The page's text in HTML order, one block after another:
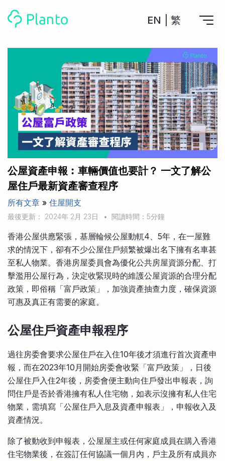
EN 繁
計劃買樓
計劃買樓第一步
全功能記賬
管理及分析所有戶口
管理MPF戶口
一次過管理所有強積金戶口
申請清卡數/私人貸款
CreFIT x Planto推廣優惠
工具
私人貸款
年利率/APR/年息比較
投資戶口 (美股)
比較最抵美股投資戶口
投資戶口 (港股)
比較最抵港股投資戶口
投資加密貨幣
比較最抵Crypto交易所
月供股票計劃
比較最抵月供計劃戶口
比較定存利率
信用卡
比較各種最優惠信用卡
關於我們
Academy
Marketplace
其他網站
手機App與理財資訊
商業解決方案
企業服務
公屋資產申報︰車輛價值也要計？ 一文了解公
屋住戶最新資產審查程序
所有文章 » 住屋開支
最後更新： 2024年 2月 23日 • 閱讀時間：5分鐘
香港公屋供應緊張，基層輪候公屋動軏4、5年，在一屋難
求的情況下，卻有不少公屋住戶頻繁被爆出名下擁有名車甚
至私人物業。香港房屋委員會為優化公共房屋資源分配、打
擊濫用公屋行為，決定收緊現時的維護公屋資源的合理分配
政策，即俗稱「富戶政策」，加強資產抽查力度，確保資源
可惠及真正有需要的家庭。
公屋住戶資產申報程序
過往房委會要求公屋住戶在入住10年後才須進行首次資產申
報，而在2023年10月開始房委會收緊「富戶政策」，日後
公屋住戶入住2年後，房委會便主動向住戶發出申報表，詢
問住戶是否於香港擁有私人住宅物，如表示沒擁有私人住宅
物業，需填寫「公屋住戶入息及資產申報表」，申報收入及
資產情況。
除了被動收到申報表，公屋屋主或任何家庭成員在購入香港
住宅物業後，在簽訂任何協議一個月內，戶主及所有成員亦